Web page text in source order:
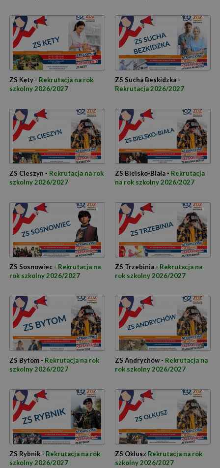
ZS Kęty - Rekrutacja na rok
szkolny 2026/2027
ZS Sucha Beskidzka -
Rekrutacja 2026/2027
ZS Cieszyn - Rekrutacja na rok
szkolny 2026/2027
ZS Bielsko-Biała - Rekrutacja
na rok szkolny 2026/2027
ZS Sosnowiec - Rekrutacja na
rok szkolny 2026/2027
ZS Trzebinia - Rekrutacja na
rok szkolny 2026/2027
ZS Bytom - Rekrutacja na rok
szkolny 2026/2027
ZS Andrychów - Rekrutacja na
rok szkolny 2026/2027
ZS Rybnik - Rekrutacja na rok
szkolny 2026/2027
ZS Oklusz Rekrutacja na rok
szkolny 2026/2027